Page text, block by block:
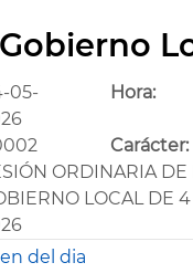
05-
Hora:
Carácter:
ORDINARIA DE
LOCAL DE
del dia